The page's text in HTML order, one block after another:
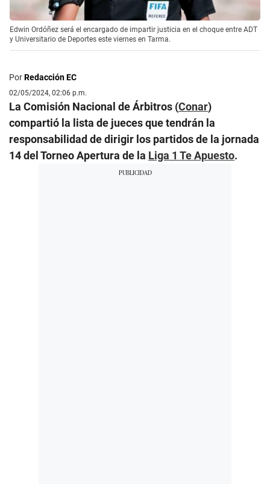
Edwin Ordóñez será el encargado de impartir justicia en el choque entre ADT
y Universitario de Deportes este viernes en Tarma.
PorRedacción EC
02/05/2024, 02:06 p.m.
La Comisión Nacional de Árbitros (Conar)
compartió la lista de jueces que tendrán la
responsabilidad de dirigir los partidos de la jornada
14 del Torneo Apertura de la Liga 1 Te Apuesto.